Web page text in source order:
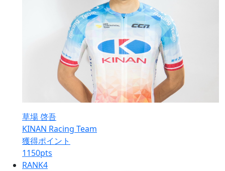
草場 啓吾
KINAN Racing Team
獲得ポイント
1150pts
RANK4